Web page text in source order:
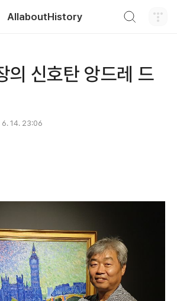
AllaboutHistory
의 신호탄 앙드레 드
6. 14. 23:06